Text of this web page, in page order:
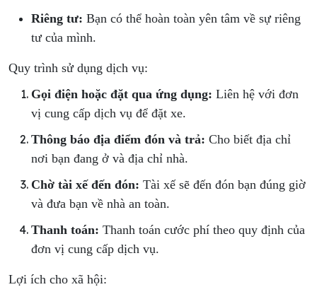
Riêng tư: Bạn có thể hoàn toàn yên tâm về sự riêng
tư của mình.
Quy trình sử dụng dịch vụ:
Gọi điện hoặc đặt qua ứng dụng: Liên hệ với đơn
vị cung cấp dịch vụ để đặt xe.
Thông báo địa điểm đón và trả: Cho biết địa chỉ
nơi bạn đang ở và địa chỉ nhà.
Chờ tài xế đến đón: Tài xế sẽ đến đón bạn đúng giờ
và đưa bạn về nhà an toàn.
Thanh toán: Thanh toán cước phí theo quy định của
đơn vị cung cấp dịch vụ.
Lợi ích cho xã hội: